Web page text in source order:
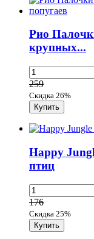
Рио
крупных...
259
Скидка 26%
Happy
птиц
176
Скидка 25%